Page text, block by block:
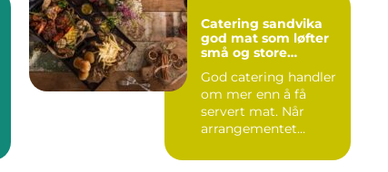
Catering sandvika
god mat som løfter
små og store
God catering handler
om mer enn å få
servert mat. Når
arrangementet
hverdagen, for ek...